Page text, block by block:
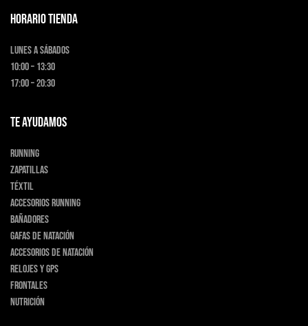
HORARIO TIENDA
Lunes a Sábados
10:00 – 13:30
17:00 – 20:30
TE AYUDAMOS
Running
Zapatillas
Téxtil
Accesorios running
Bañadores
Gafas de natación
Accesorios de natación
Relojes y GPS
Frontales
Nutrición